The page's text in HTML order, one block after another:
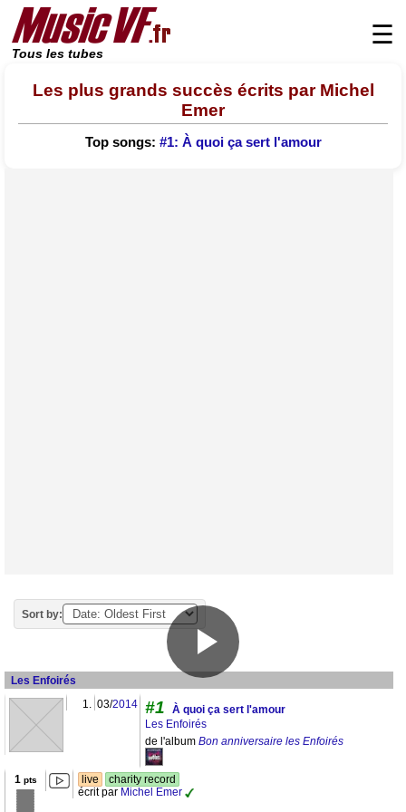
Tous les tubes
☰
Les plus grands succès écrits par Michel
Emer
Top songs: #1: À quoi ça sert l'amour
Sort by:
Les Enfoirés
1. 03/2014 #1
À quoi ça sert l'amour
Les Enfoirés
de l'album Bon anniversaire les Enfoirés
1 pts live
charity record
écrit par Michel Emer